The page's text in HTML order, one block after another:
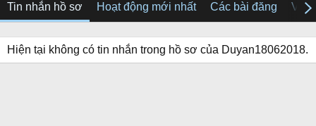
Tin nhắn hồ sơ Hoạt động mới nhất Các bài đăng Về
Hiện tại không có tin nhắn trong hồ sơ của Duyan18062018.